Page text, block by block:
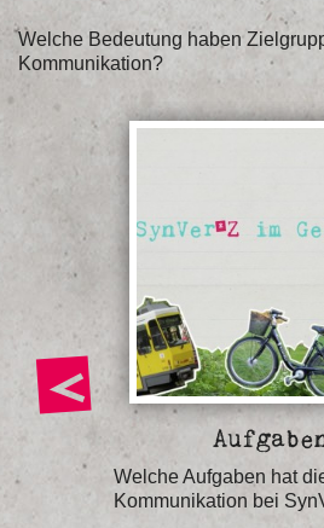
Welche Bedeutung haben
Kommunikation?
Welche Aufgaben hat
Kommunikation bei